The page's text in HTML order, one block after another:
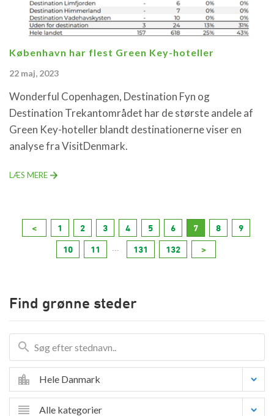
København har flest Green Key-hoteller
22 maj, 2023
Wonderful Copenhagen, Destination Fyn og
Destination Trekantområdet har de største andele af
Green Key-hoteller blandt destinationerne viser en
analyse fra VisitDenmark.
LÆS MERE
< 1 2 3 4 5 6 7 8 9
10 11 131 132 >
Find grønne steder
Hele Danmark
Alle kategorier